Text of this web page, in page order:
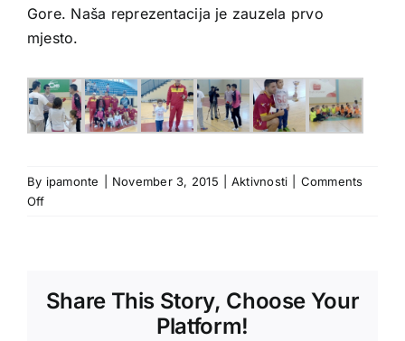
Gore. Naša reprezentacija je zauzela prvo
mjesto.
By ipamonte November 3, 2015 Aktivnosti
Comments
Offon
majci
Share This Story, Choose Your
Platform!